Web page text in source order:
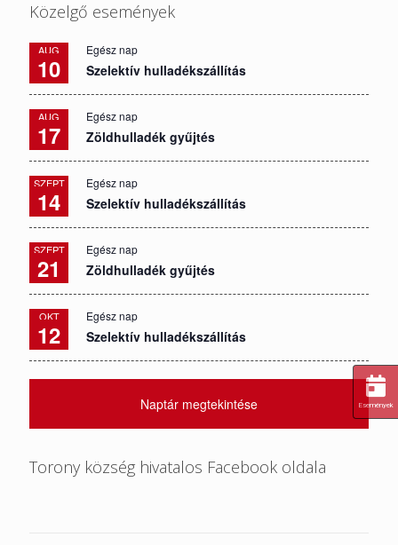
Közelgő események
AUG
10
Egész nap
Szelektív hulladékszállítás
AUG
17
Egész nap
Zöldhulladék gyűjtés
SZEPT
14
Egész nap
Szelektív hulladékszállítás
SZEPT
21
Egész nap
Zöldhulladék gyűjtés
OKT
12
Egész nap
Szelektív hulladékszállítás
Naptár megtekintése
Torony község hivatalos Facebook oldala
Események